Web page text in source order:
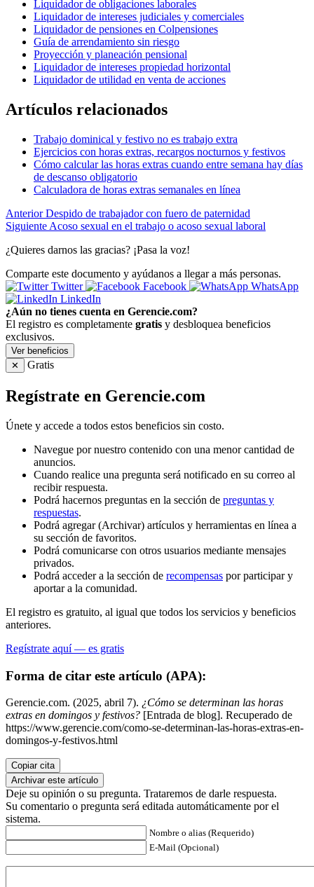
Liquidador de obligaciones laborales
Liquidador de intereses judiciales y comerciales
Liquidador de pensiones en Colpensiones
Guía de arrendamiento sin riesgo
Proyección y planeación pensional
Liquidador de intereses propiedad horizontal
Liquidador de utilidad en venta de acciones
Artículos relacionados
Trabajo dominical y festivo no es trabajo extra
Ejercicios con horas extras, recargos nocturnos y festivos
Cómo calcular las horas extras cuando entre semana hay días
de descanso obligatorio
Calculadora de horas extras semanales en línea
Anterior Despido de trabajador con fuero de paternidad
Siguiente Acoso sexual en el trabajo o acoso sexual laboral
¿Quieres darnos las gracias? ¡Pasa la voz!
Comparte este documento y ayúdanos a llegar a más personas.
Twitter
Facebook
WhatsApp
LinkedIn
¿Aún no tienes cuenta en Gerencie.com?
El registro es completamente gratis y desbloquea beneficios
exclusivos.
Ver beneficios
✕
Gratis
Regístrate en Gerencie.com
Únete y accede a todos estos beneficios sin costo.
Navegue por nuestro contenido con una menor cantidad de
anuncios.
Cuando realice una pregunta será notificado en su correo al
recibir respuesta.
Podrá hacernos preguntas en la sección de preguntas y
respuestas.
Podrá agregar (Archivar) artículos y herramientas en línea a
su sección de favoritos.
Podrá comunicarse con otros usuarios mediante mensajes
privados.
Podrá acceder a la sección de recompensas por participar y
aportar a la comunidad.
El registro es gratuito, al igual que todos los servicios y beneficios
anteriores.
Regístrate aquí — es gratis
Forma de citar este artículo (APA):
Gerencie.com. (2025, abril 7). ¿Cómo se determinan las horas
extras en domingos y festivos? [Entrada de blog]. Recuperado de
https://www.gerencie.com/como-se-determinan-las-horas-extras-en-
domingos-y-festivos.html
Copiar cita
Archivar este artículo
Deje su opinión o su pregunta. Trataremos de darle respuesta.
Su comentario o pregunta será editada automáticamente por el
sistema.
Nombre o alias (Requerido)
E-Mail (Opcional)